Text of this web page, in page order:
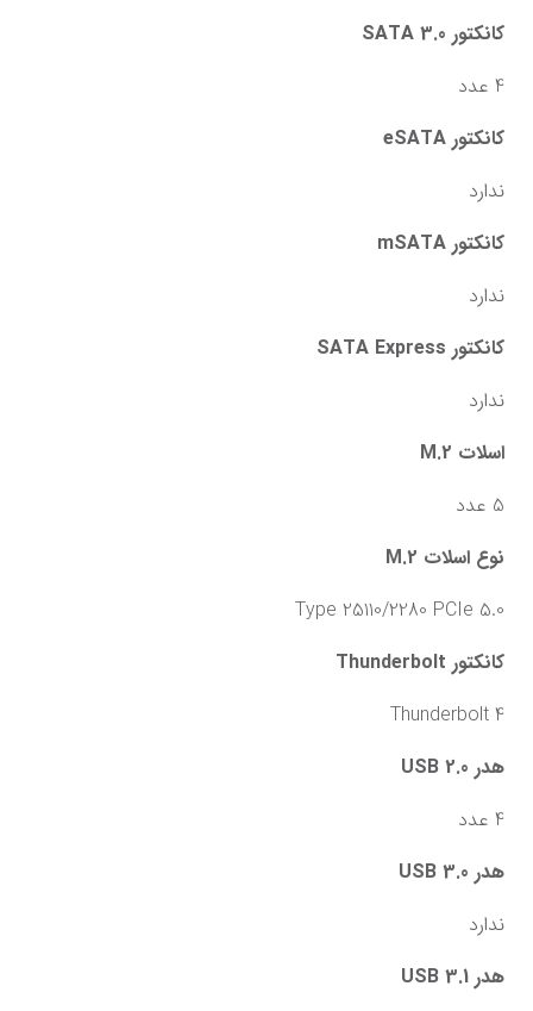
کانکتور SATA 3.0
4 عدد
کانکتور eSATA
ندارد
کانکتور mSATA
ندارد
کانکتور SATA Express
ندارد
اسلات M.2
5 عدد
نوع اسلات M.2
Type 25110/2280 PCIe 5.0
کانکتور Thunderbolt
Thunderbolt 4
هدر USB 2.0
4 عدد
هدر USB 3.0
ندارد
هدر USB 3.1